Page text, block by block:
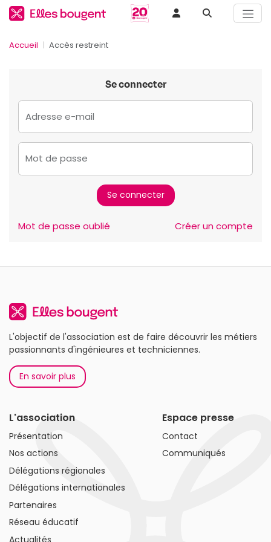
Accueil Accès restreint
Se connecter
Adresse e-mail
Mot de passe
Mot de passe oublié Créer un compte
L'objectif de l'association est de faire découvrir les métiers
passionnants d'ingénieures et techniciennes.
En savoir plus
L'association
Présentation
Nos actions
Délégations régionales
Délégations internationales
Partenaires
Réseau éducatif
Actualités
Espace presse
Contact
Communiqués